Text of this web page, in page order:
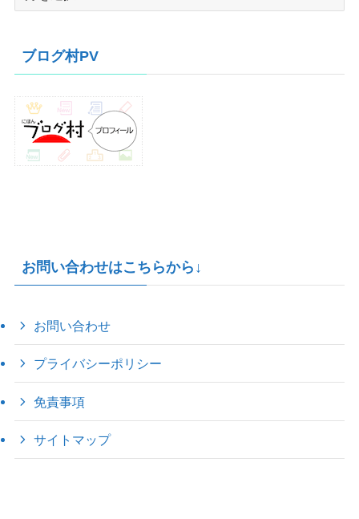
ブ
ブログ村PV
お問い合わせはこちらから↓
お問い合わせ
プライバシーポリシー
免責事項
サイトマップ